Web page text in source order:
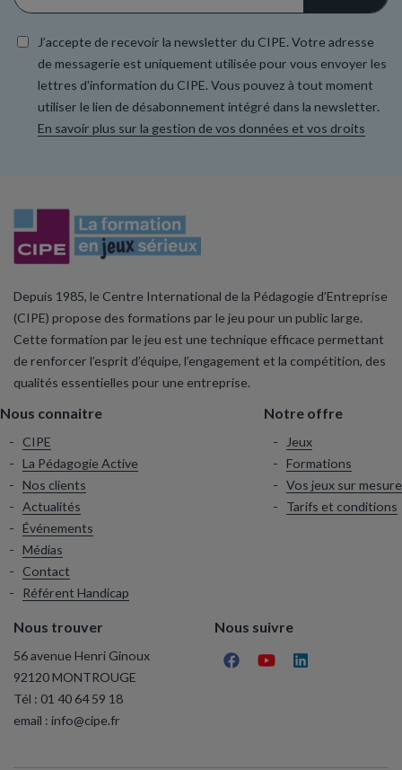
J’accepte de recevoir la newsletter du CIPE. Votre adresse
de messagerie est uniquement utilisée pour vous envoyer les
lettres d'information du CIPE. Vous pouvez à tout moment
utiliser le lien de désabonnement intégré dans la newsletter.
En savoir plus sur la gestion de vos données et vos droits
Depuis 1985, le Centre International de la Pédagogie d’Entreprise
(CIPE) propose des formations par le jeu pour un public large.
Cette formation par le jeu est une technique efficace permettant
de renforcer l’esprit d’équipe, l’engagement et la compétition, des
qualités essentielles pour une entreprise.
Nous connaitre
CIPE
La Pédagogie Active
Nos clients
Actualités
Événements
Médias
Contact
Référent Handicap
Notre offre
Jeux
Formations
Vos jeux sur mesure
Tarifs et conditions
Nous trouver
56 avenue Henri Ginoux
92120 MONTROUGE
Tél : 01 40 64 59 18
email : info@cipe.fr
Nous suivre